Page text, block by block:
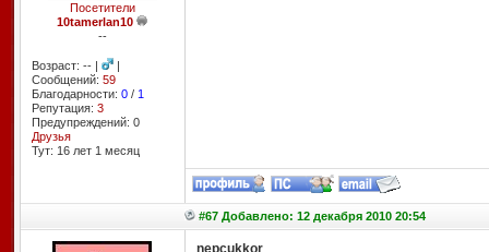
Посетители
10tamerlan10
--
Возраст: -- |
|
Сообщений: 59
Благодарности: 0/ 1
Репутация: 3
Предупреждений: 0
Друзья
Тут: 16 лет 1 месяц
#67 Добавлено: 12 декабря 2010 20:54
nepcukkor,